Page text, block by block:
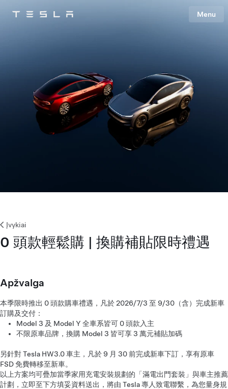
Tesla Menu
Įvykiai
0 頭款輕鬆購 | 換購補貼限時禮遇
Apžvalga
本季限時推出 0 頭款購車禮遇，凡於 2026/7/3 至 9/30（含）完成新車
訂購及交付：
Model 3 及 Model Y 全車系皆可 0 頭款入主
不限原車品牌，換購 Model 3 皆可享 3 萬元補貼加碼
另針對 Tesla HW3.0 車主，凡於 9 月 30 前完成新車下訂，享有原車
FSD 免費轉移至新車。
以上方案均可疊加當季家用充電安裝規劃的「滿電出門套裝」與車主推薦
計劃，立即至下方填妥資料送出，將由 Tesla 專人致電聯繫，為您量身規